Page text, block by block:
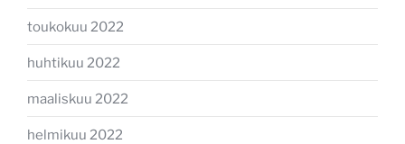
toukokuu 2022
huhtikuu 2022
maaliskuu 2022
helmikuu 2022